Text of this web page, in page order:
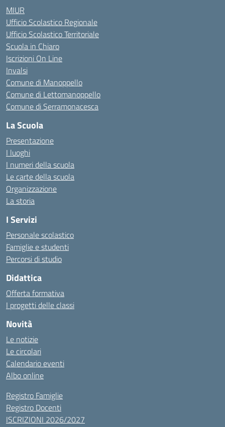
MIUR
Ufficio Scolastico Regionale
Ufficio Scolastico Territoriale
Scuola in Chiaro
Iscrizioni On Line
Invalsi
Comune di Manoppello
Comune di Lettomanoppello
Comune di Serramonacesca
La Scuola
Presentazione
I luoghi
I numeri della scuola
Le carte della scuola
Organizzazione
La storia
I Servizi
Personale scolastico
Famiglie e studenti
Percorsi di studio
Didattica
Offerta formativa
I progetti delle classi
Novità
Le notizie
Le circolari
Calendario eventi
Albo online
Registro Famiglie
Registro Docenti
ISCRIZIONI 2026/2027